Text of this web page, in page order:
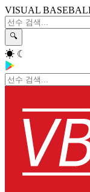
VISUAL
🔍
☀ ☾